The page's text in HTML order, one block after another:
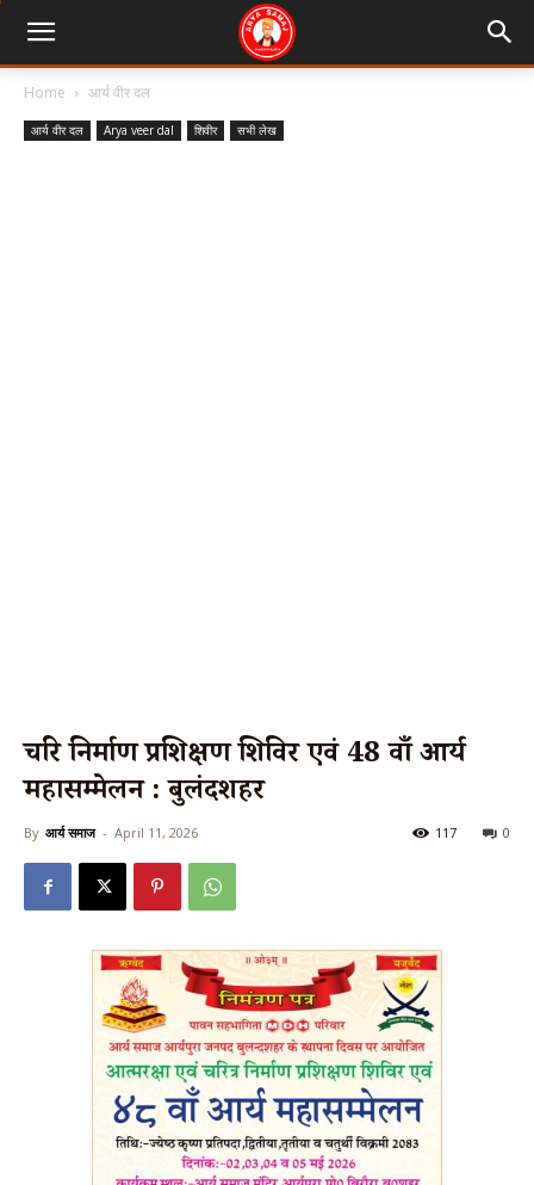
Home आर्य वीर दल
आर्य वीर दल Arya veer dal शिवीर सभी लेख
चरित्र निर्माण प्रशिक्षण शिविर एवं 48 वाँ आर्य
महासम्मेलन : बुलंदशहर
By आर्य समाज - April 11, 2026 0
117